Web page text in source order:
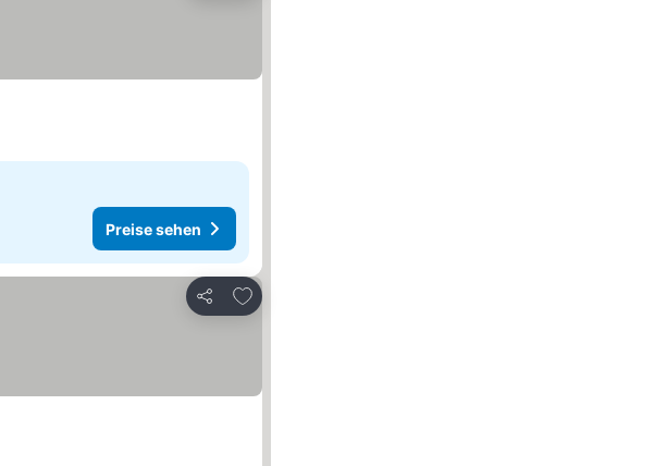
Preise sehen
Teilen
Zu Favoriten hinzufügen